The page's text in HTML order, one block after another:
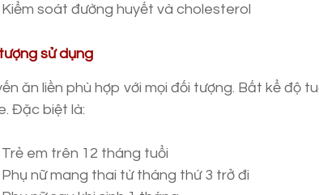
Kiểm soát đường huyết và cholesterol
sử dụng
ăn liền phù hợp với mọi đối tượng. Bất kể độ
Đặc biệt là:
Trẻ em trên 12 tháng tuổi
Phụ nữ mang thai từ tháng thứ 3 trở đi